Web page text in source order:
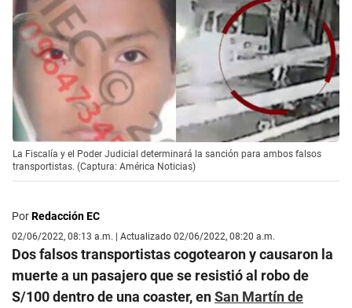
La Fiscalía y el Poder Judicial determinará la sanción para ambos falsos
transportistas. (Captura: América Noticias)
PorRedacción EC
02/06/2022, 08:13 a.m. | Actualizado 02/06/2022, 08:20 a.m.
Dos falsos transportistas cogotearon y causaron la
muerte a un pasajero que se resistió al robo de
S/100 dentro de una coaster, enSan Martín de